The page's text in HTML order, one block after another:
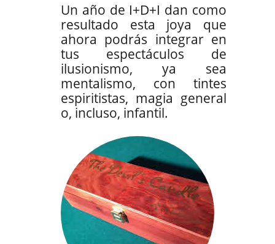
Un año de I+D+I dan como
resultado esta joya que
ahora podrás integrar en
tus espectáculos de
ilusionismo, ya sea
mentalismo, con tintes
espiritistas, magia general
o, incluso, infantil.